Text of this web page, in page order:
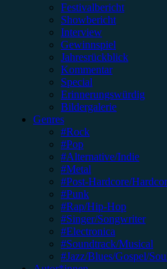
Festivalbericht
Showbericht
Interview
Gewinnspiel
Jahresrückblick
Kommentar
Special
Erinnerungswürdig
Bildergalerie
Genres
#Rock
#Pop
#Alternative/Indie
#Metal
#Post-Hardcore/
#Punk
#Rap/Hip-Hop
#Singer/Songwriter
#Electronica
#Soundtrack/Musical
#Jazz/Blues/Gospel/